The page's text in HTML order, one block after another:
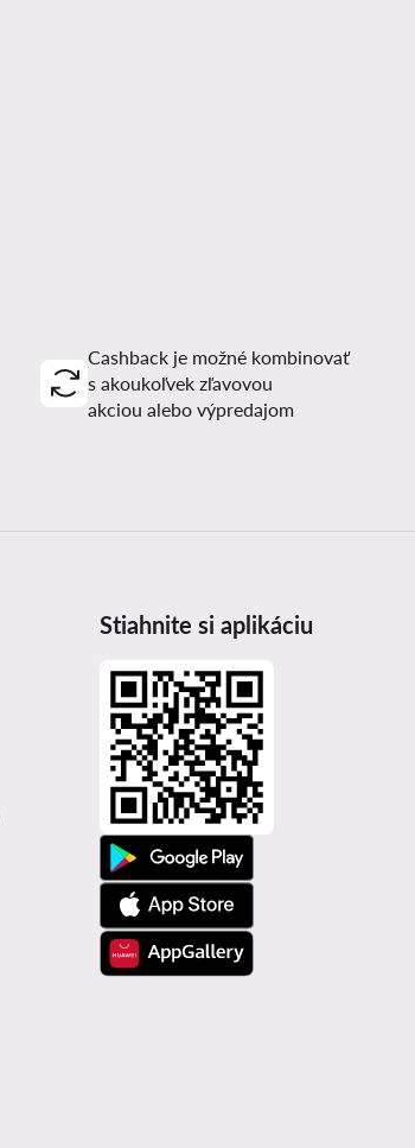
Cashback je možné kombinovať
s akoukoľvek zľavovou
akciou alebo výpredajom
Stiahnite si aplikáciu